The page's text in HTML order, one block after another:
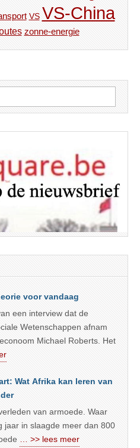
VS VS-China
zonne-energie
voor vandaag
een interview dat de
Wetenschappen afnam
Michael Roberts. Het
Wat Afrika kan leren van
van armoede. Waar
jaar in slaagde meer dan 800
… >> lees meer